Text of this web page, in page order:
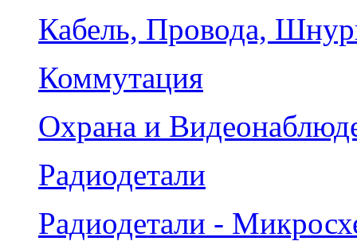
Кабель, Провода,
Коммутация
Охрана и
Радиодетали
Радиодетали -